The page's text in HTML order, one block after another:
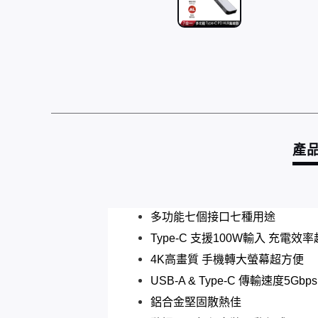
產
多功能七個接口七種用途
Type-C 支援100W輸入 充電效率
4K高畫質 手機轉大螢幕超方便
USB-A & Type-C 傳輸速度5Gbps
鋁合金堅固散熱佳